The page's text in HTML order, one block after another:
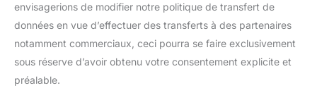
envisagerions de modifier notre politique de transfert de
données en vue d’effectuer des transferts à des partenaires
notamment commerciaux, ceci pourra se faire exclusivement
sous réserve d’avoir obtenu votre consentement explicite et
préalable.